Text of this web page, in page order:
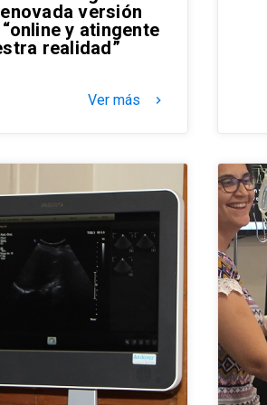
versión
y atingente
realidad”
Ver más keyboard_arrow_right